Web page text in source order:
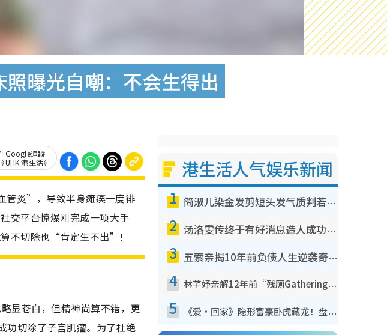
曝光自嘲：不会生得出
Google追蹤
《UHK 港生活》
管炎”，导致半身瘫痪一度徘
交平台惊爆刚完成一项大手
不切除也“肯定生不出”！
显苍白，但精神尚算不错，更
功切除了子宫肌瘤。为了杜绝
港生活人气娱乐新闻
1 简淑儿染金发剪短头发气质判若两人！吓坏老公麦大力都认不出：“你做什么？”
2 汤洛雯传终于有好消息造人成功！两大细节曝孕味极浓引猜测：大肚婆先会咁！
3 五索亲揭10年前负债人生逆袭奇迹！全靠去一地方转运后即遇上马先生
4 林芊妤亲解12年前“残厕Gathering”真相！高层解约一句话重创尊严，至今拒返TVB
5 《爱·回家》隐形富豪卧虎藏龙！盘点12位财气逼人的有钱艺人：这位美女3亿身家不愁做